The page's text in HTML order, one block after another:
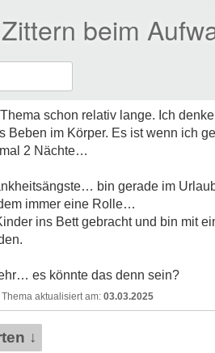
beim
schon relativ lange. Ich
Beben im Körper. Es ist wenn ich
2 Nächte…
bin gerade im
immer eine Rolle…
ins Bett gebracht und bin mit
es könnte das denn sein?
03.03.2025
↓